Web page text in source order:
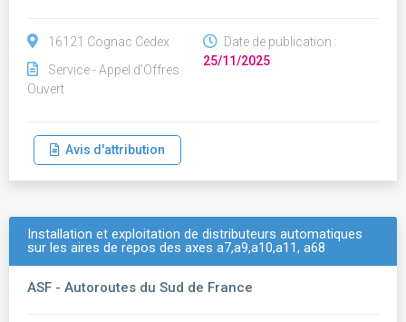
16121 Cognac Cedex
Service - Appel d'Offres
Ouvert
Date de publication :
25/11/2025
Avis d'attribution
Installation et exploitation de distributeurs automatiques
sur les aires de repos des axes a7,a9,a10,a11, a68
ASF - Autoroutes du Sud de France